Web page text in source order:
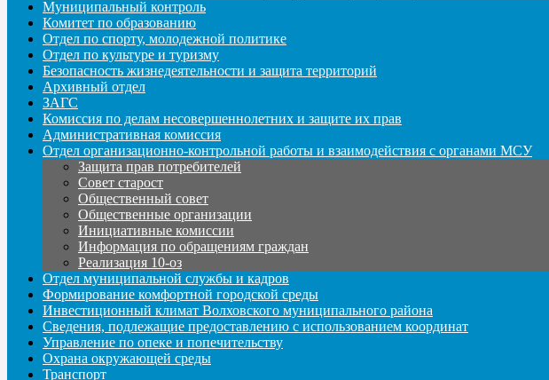
Муниципальный контроль
Комитет по образованию
Отдел по спорту, молодежной политике
Отдел по культуре и туризму
Безопасность жизнедеятельности и защита территорий
Архивный отдел
ЗАГС
Комиссия по делам несовершеннолетних и защите их прав
Административная комиссия
Отдел организационно-контрольной работы и взаимодействия с органами МСУ
Защита прав потребителей
Совет старост
Общественный совет
Общественные организации
Инициативные комиссии
Информация по обращениям граждан
Реализация 10-оз
Отдел муниципальной службы и кадров
Формирование комфортной городской среды
Инвестиционный климат Волховского муниципального района
Сведения, подлежащие предоставлению с использованием координат
Управление по опеке и попечительству
Охрана окружающей среды
Транспорт